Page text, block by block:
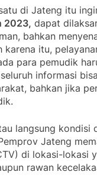
di Jateng itu
2023, dapat
bahkan
karena itu,
para pemudik
informasi
bahkan jika
langsung kondisi
Jateng
di lokasi-lokasi
rawan